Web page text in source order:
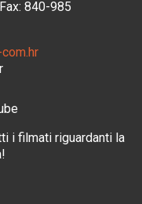
840-985
i filmati riguardanti la